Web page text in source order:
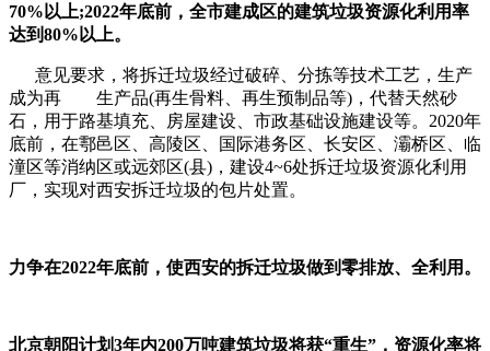
70%以上;2022年底前，全市建成区的建筑垃圾资源化利用率
达到80%以上。
意见要求，将拆迁垃圾经过破碎、分拣等技术工艺，生产
成为再 生产品(再生骨料、再生预制品等)，代替天然砂
石，用于路基填充、房屋建设、市政基础设施建设等。2020年
底前，在鄠邑区、高陵区、国际港务区、长安区、灞桥区、临
潼区等消纳区或远郊区(县)，建设4~6处拆迁垃圾资源化利用
厂，实现对西安拆迁垃圾的包片处置。
力争在2022年底前，使西安的拆迁垃圾做到零排放、全利用。
北京朝阳计划3年内200万吨建筑垃圾将获“重生”，资源化率将